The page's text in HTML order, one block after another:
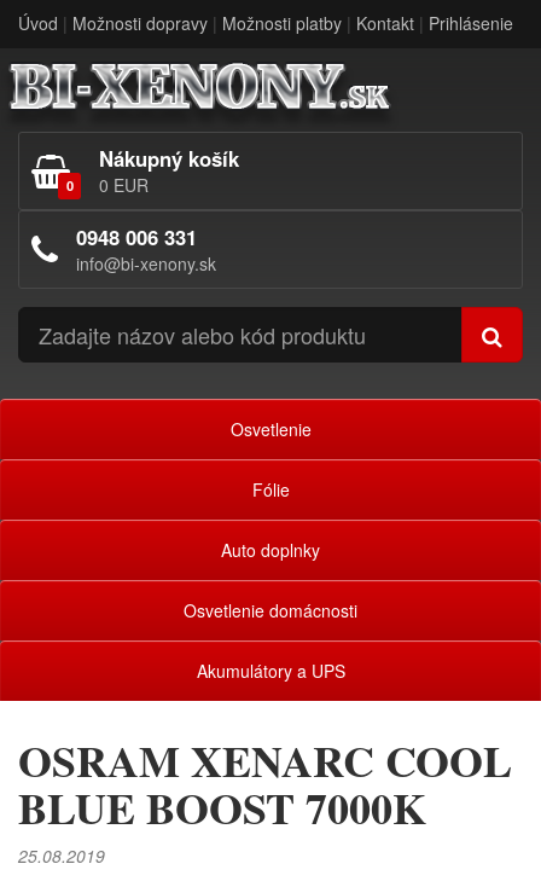
Úvod | Možnosti dopravy | Možnosti platby | Kontakt | Prihlásenie
0
Nákupný košík
0 EUR
0948 006 331
info@bi-xenony.sk
Osvetlenie
Fólie
Auto doplnky
Osvetlenie domácnosti
Akumulátory a UPS
OSRAM XENARC COOL
BLUE BOOST 7000K
25.08.2019